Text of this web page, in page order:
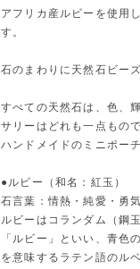
アフリカ産ルビーを使用
す。
石のまわりに天然石ビー
すべての天然石は、色、
サリーはどれも一点もので
ハンドメイドのミニポー
●ルビー（和名：紅玉）
石言葉：情熱・純
ルビーはコランダム（鋼
「ルビー」といい、青色
を意味するラテン語のル